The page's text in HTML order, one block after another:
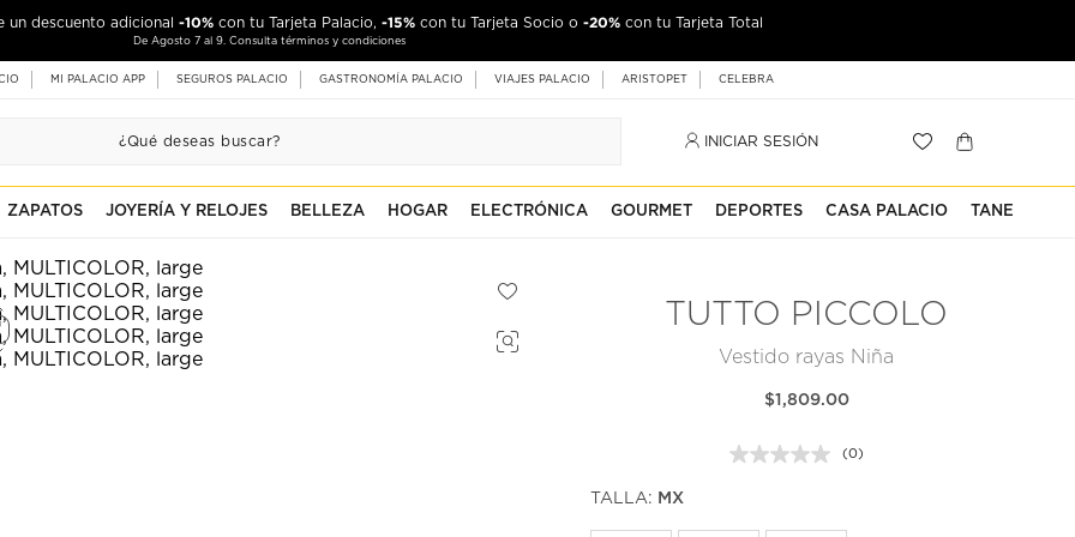
un descuento adicional -10% con tu Tarjeta Palacio, -15% con tu Tarjeta Socio o -20% con tu Tarjeta Total
De Agosto 7 al 9. Consulta términos y condiciones
MI PALACIO APP SEGUROS PALACIO GASTRONOMÍA PALACIO VIAJES PALACIO ARISTOPET CELEBRA
INICIAR SESIÓN
ZAPATOS JOYERÍA Y RELOJES BELLEZA HOGAR ELECTRÓNICA GOURMET DEPORTES CASA PALACIO TANE
TUTTO PICCOLO
Vestido rayas Niña
$1,809.00
Sin
(0)
TALLA: MX